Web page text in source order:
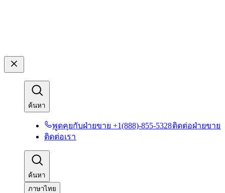
ค้นหา​​
พูดคุยกับฝ่ายขาย +1(888)-855-5328​​ติดต่อฝ่ายขาย​​
ติดต่อเรา​​
ค้นหา​​
ภาษาไทย